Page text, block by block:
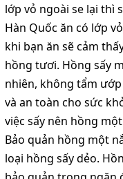
lớp vỏ ngoài se lại thì
Hàn Quốc ăn có lớp
khi bạn ăn sẽ cảm
hồng tươi. Hồng sấy
nhiên, không tẩm
và an toàn cho sức
việc sấy nên hồng
Bảo quản hồng một
loại hồng sấy dẻo.